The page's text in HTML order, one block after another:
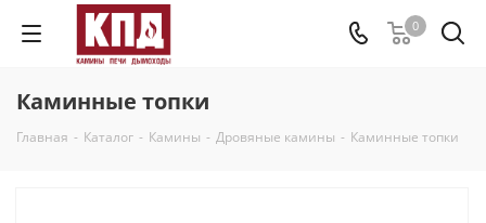
0
Каминные топки
Главная - Каталог - Камины - Дровяные камины - Каминные топки